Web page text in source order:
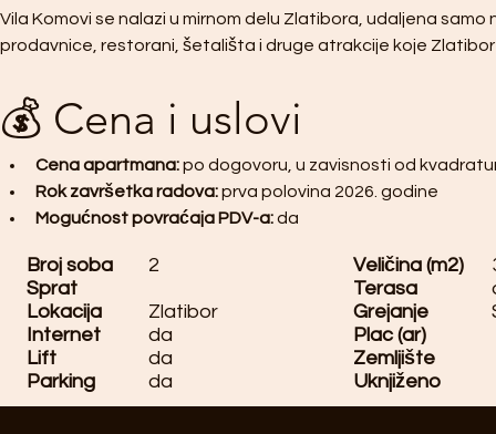
Vila Komovi se nalazi u mirnom delu Zlatibora, udaljena
prodavnice, restorani, šetališta i druge atrakcije koje Zlatibor
💰 Cena i uslovi
Cena apartmana: po dogovoru, u zavisnosti od
Rok završetka radova: prva polovina 2026. godine
Mogućnost povraćaja PDV-a: da
Broj soba 2 Veličina (m2)
Sprat
Terasa
Lokacija
Zlatibor Grejanje
Internet
da
Plac (ar)
Lift
da
Zemljište
Parking
da Uknjiženo